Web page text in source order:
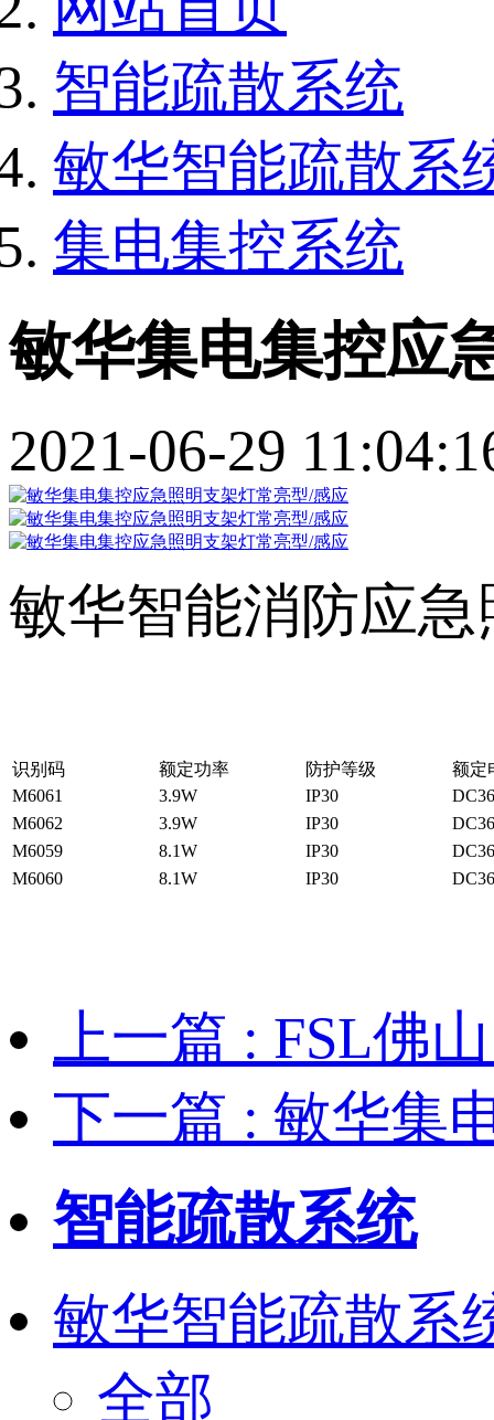
智能疏散系统
敏华智能疏散系
集电集控系统
敏华集电集控应
2021-06-29
敏华智能消防应
识别码 额定功率 防护等级
额定
M6061
3.9W IP30
M6062
3.9W IP30
M6059
8.1W IP30
M6060
8.1W IP30
上一篇 : FSL佛
下一篇 : 敏华集
智能疏散系统
敏华智能疏散系
全部